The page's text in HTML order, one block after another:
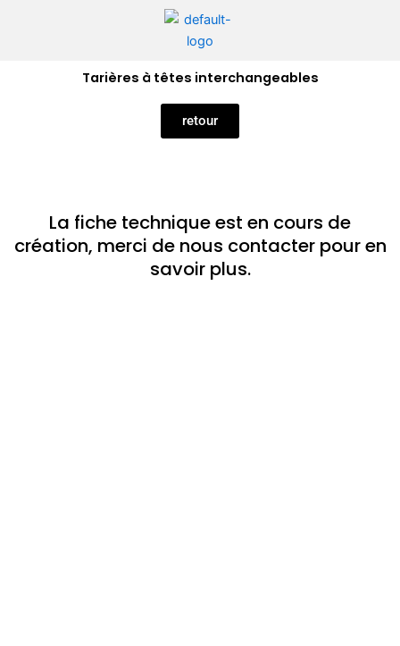
Tarières à têtes interchangeables
retour
La fiche technique est en cours de
création, merci de nous contacter pour en
savoir plus.​